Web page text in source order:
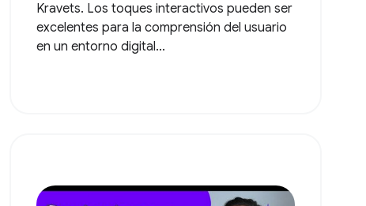
Kravets. Los toques interactivos pueden ser
excelentes para la comprensión del usuario
en un entorno digital...